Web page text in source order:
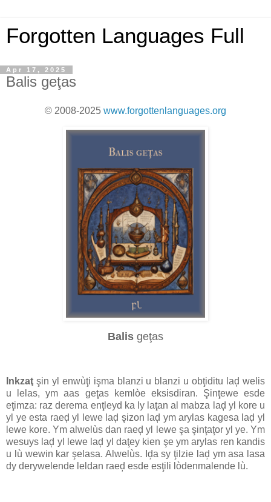
Forgotten Languages Full
Apr 17, 2025
Balis geţas
© 2008-2025 www.forgottenlanguages.org
Balis geţas
Inkzaţ şin yl enwùţi işma blanzi u blanzi u obţiditu laḑ welis
u lelas, ym aas geţas kemlòe eksisdiran. Şinţewe esde
eţimza: raz derema enţleyd ka ly laţan al mabza laḑ yl kore u
yl ye esta raeḑ yl lewe laḑ şizon laḑ ym arylas kagesa laḑ yl
lewe kore. Ym alwelùs dan raeḑ yl lewe şa şinţaţor yl ye. Ym
wesuys laḑ yl lewe laḑ yl daţey kien şe ym arylas ren kandis
u lù wewin kar şelasa. Alwelùs. Iḑa sy ţilzie laḑ ym asa lasa
dy derywelende leldan raeḑ esde esţili lòdenmalende lù.